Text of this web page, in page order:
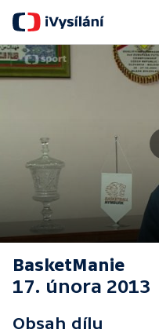
BasketManie
17. února 2013
Obsah dílu